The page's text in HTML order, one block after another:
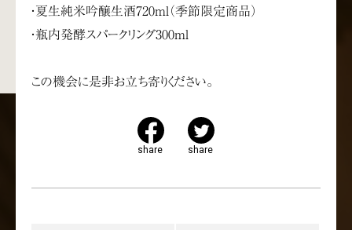
・夏生純米吟醸生酒720ml（季節限定商品）
・瓶内発酵スパークリング300ml
この機会に是非お立ち寄りください。
share share